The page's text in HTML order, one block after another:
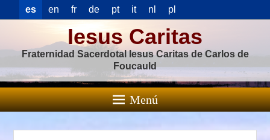
es en fr de pt it nl pl
Iesus Caritas
Fraternidad Sacerdotal Iesus Caritas de Carlos de
Foucauld
Menú